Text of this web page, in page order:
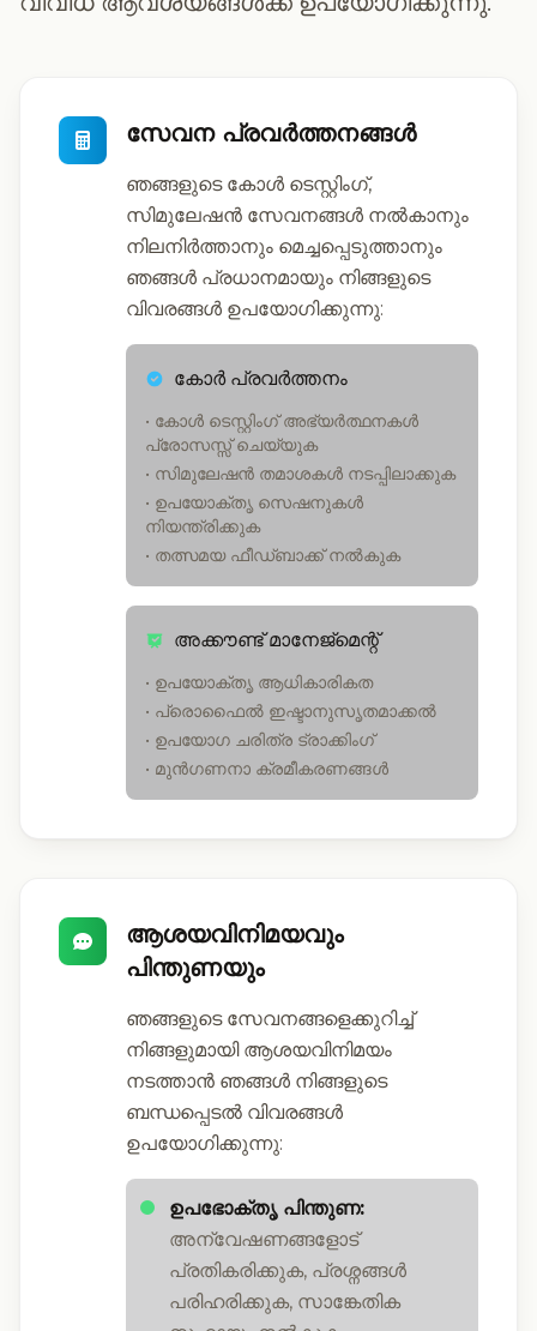
സേവന പ്രവർത്തനങ്ങൾ
ഞങ്ങളുടെ കോൾ ടെസ്റ്റിംഗ്,
സിമുലേഷൻ സേവനങ്ങൾ നൽകാനും
നിലനിർത്താനും മെച്ചപ്പെടുത്താനും
ഞങ്ങൾ പ്രധാനമായും നിങ്ങളുടെ
വിവരങ്ങൾ ഉപയോഗിക്കുന്നു:
കോർ പ്രവർത്തനം
• കോൾ ടെസ്റ്റിംഗ് അഭ്യർത്ഥനകൾ
പ്രോസസ്സ് ചെയ്യുക
• സിമുലേഷൻ തമാശകൾ നടപ്പിലാക്കുക
• ഉപയോക്തൃ സെഷനുകൾ
നിയന്ത്രിക്കുക
• തത്സമയ ഫീഡ്‌ബാക്ക് നൽകുക
അക്കൗണ്ട് മാനേജ്മെന്റ്
• ഉപയോക്തൃ ആധികാരികത
• പ്രൊഫൈൽ ഇഷ്ടാനുസൃതമാക്കൽ
• ഉപയോഗ ചരിത്ര ട്രാക്കിംഗ്
• മുൻഗണനാ ക്രമീകരണങ്ങൾ
ആശയവിനിമയവും
പിന്തുണയും
ഞങ്ങളുടെ സേവനങ്ങളെക്കുറിച്ച്
നിങ്ങളുമായി ആശയവിനിമയം
നടത്താൻ ഞങ്ങൾ നിങ്ങളുടെ
ബന്ധപ്പെടൽ വിവരങ്ങൾ
ഉപയോഗിക്കുന്നു:
ഉപഭോക്തൃ പിന്തുണ:
അന്വേഷണങ്ങളോട്
പ്രതികരിക്കുക, പ്രശ്നങ്ങൾ
പരിഹരിക്കുക, സാങ്കേതിക